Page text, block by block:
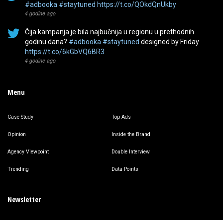
#adbooka #staytuned https://t.co/QOkdQnUkby
4 godine ago
Čija kampanja je bila najbučnija u regionu u prethodnih
godinu dana? #adbooka #staytuned designed by Friday
https://t.co/6kGbVQ6BR3
4 godine ago
Menu
Case Study Top Ads
Opinion Inside the Brand
Agency Viewpoint Double Interview
Trending Data Points
Newsletter